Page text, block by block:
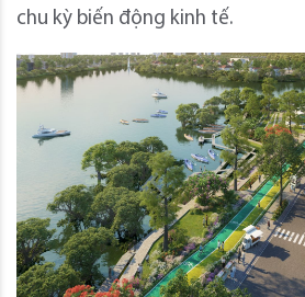
chu kỳ biến động kinh tế.